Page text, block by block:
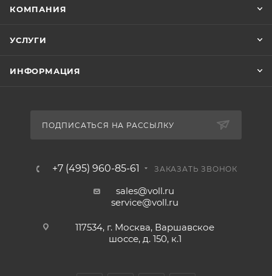
КОМПАНИЯ
УСЛУГИ
ИНФОРМАЦИЯ
ПОДПИСАТЬСЯ НА РАССЫЛКУ
+7 (495) 960-85-61 ЗАКАЗАТЬ ЗВОНОК
sales@voll.ru
service@voll.ru
117534, г. Москва, Варшавское
шоссе, д. 150, к.1